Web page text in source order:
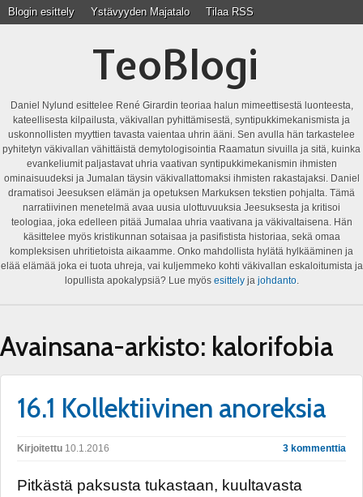
Blogin esittely Ystävyyden Majatalo Tilaa RSS
TeoBlogi
Daniel Nylund esittelee René Girardin teoriaa halun mimeettisestä luonteesta,
kateellisesta kilpailusta, väkivallan pyhittämisestä, syntipukkimekanismista ja
uskonnollisten myyttien tavasta vaientaa uhrin ääni. Sen avulla hän tarkastelee
pyhitetyn väkivallan vähittäistä demytologisointia Raamatun sivuilla ja sitä, kuinka
evankeliumit paljastavat uhria vaativan syntipukkimekanismin ihmisten
ominaisuudeksi ja Jumalan täysin väkivallattomaksi ihmisten rakastajaksi. Daniel
dramatisoi Jeesuksen elämän ja opetuksen Markuksen tekstien pohjalta. Tämä
narratiivinen menetelmä avaa uusia ulottuvuuksia Jeesuksesta ja kritisoi
teologiaa, joka edelleen pitää Jumalaa uhria vaativana ja väkivaltaisena. Hän
käsittelee myös kristikunnan sotaisaa ja pasifistista historiaa, sekä omaa
kompleksisen uhritietoista aikaamme. Onko mahdollista hylätä hylkääminen ja
elää elämää joka ei tuota uhreja, vai kuljemmeko kohti väkivallan eskaloitumista ja
lopullista apokalypsiä? Lue myös esittelyja johdanto.
Avainsana-arkisto: kalorifobia
16.1 Kollektiivinen anoreksia
Kirjoitettu 10.1.2016 3 kommenttia
Pitkästä paksusta tukastaan, kuultavasta